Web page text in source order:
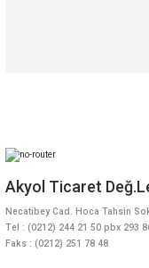
Akyol Ticaret
Necatibey Cad. Hoca Tahsin
Tel : (0212) 244 21 50 pbx 293
Faks : (0212) 251 78 48